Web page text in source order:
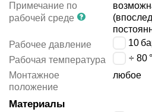
Примечание по
рабочей среде
Рабочее давление
1 ÷ 10
Рабочая температура
-20 ÷ 80
Монтажное
положение
любое
Материалы